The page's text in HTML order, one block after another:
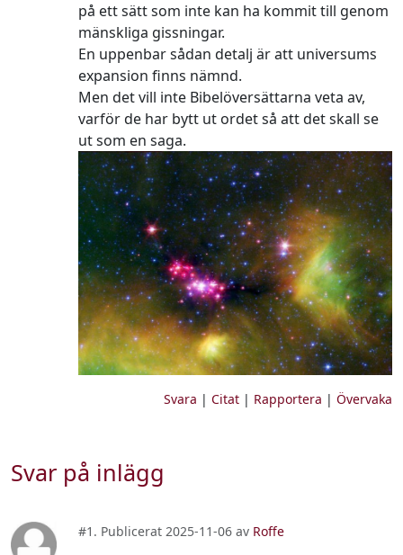
på ett sätt som inte kan ha kommit till genom
mänskliga gissningar.
En uppenbar sådan detalj är att universums
expansion finns nämnd.
Men det vill inte Bibelöversättarna veta av,
varför de har bytt ut ordet så att det skall se
ut som en saga.
Svara | Citat| Rapportera | Övervaka
Svar på inlägg
#1. Publicerat 2025-11-06 av Roffe